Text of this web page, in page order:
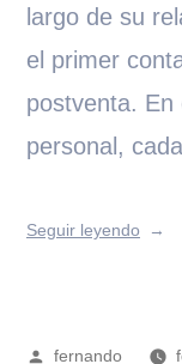
largo de su
el primer
postventa.
personal,
Seguir leyendo
fernando